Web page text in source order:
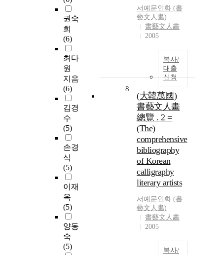
권숙
희
(6)
최다
원
지음
(6)
김경
수
(5)
손경
식
(5)
이재
옥
(5)
양동
숙
(5)
서예문인화 (書
藝文人畵)
書藝文人畵
2005
복사/
대출
신청
8
(大韓萬國)
書藝文人畵
總覽 . 2 =
(The)
comprehensive
bibliography
of Korean
calligraphy
literary artists
서예문인화 (書
藝文人畵)
書藝文人畵
2005
복사/